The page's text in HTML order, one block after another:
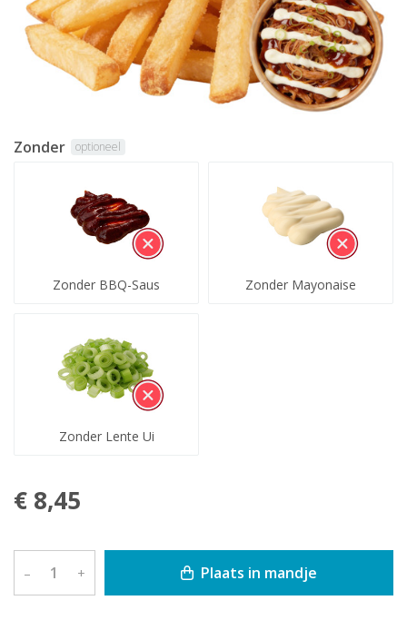
Zonder optioneel
Zonder BBQ-Saus Zonder Mayonaise
Zonder Lente Ui
€ 8,45
– + Plaats in mandje